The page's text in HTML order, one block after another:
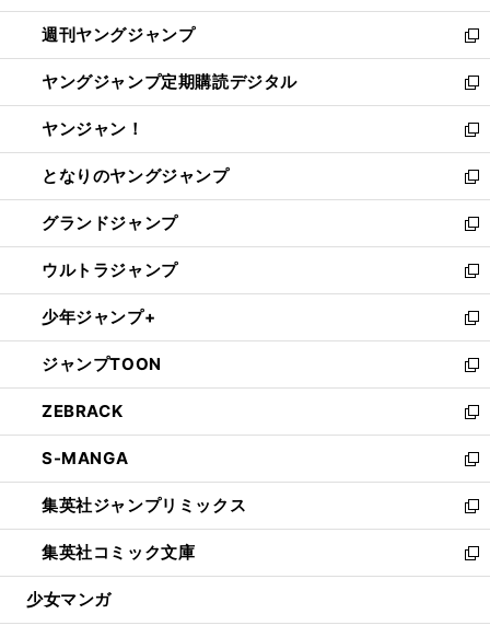
開
く
ウ
で
開
く
ン
ド
ウ
で
開
く
ウ
ィ
ン
ド
ウ
で
開
く
週刊ヤングジャンプ
新
し
い
ウ
ィ
ン
ド
ウ
で
開
く
ヤングジャンプ定期購読デジタル
新
し
い
ウ
ィ
ン
ド
ウ
で
開
く
ヤンジャン！
新
し
い
ウ
ィ
ン
ド
ウ
で
開
く
となりのヤングジャンプ
新
し
い
ウ
ィ
ン
ド
ウ
で
開
く
グランドジャンプ
新
し
い
ウ
ィ
ン
ド
ウ
で
開
く
ウルトラジャンプ
新
し
い
ウ
ィ
ン
ド
ウ
で
開
く
少年ジャンプ+
新
し
い
ウ
ィ
ン
ド
ウ
で
開
く
ジャンプTOON
新
し
い
ウ
ィ
ン
ド
ウ
で
開
ZEBRACK
新
し
い
ウ
ィ
ン
ド
ウ
開
S-MANGA
新
し
い
ウ
ィ
ン
ウ
集英社ジャンプリミックス
新
し
い
ウ
ン
集英社コミック文庫
新
し
ウ
少女マンガ